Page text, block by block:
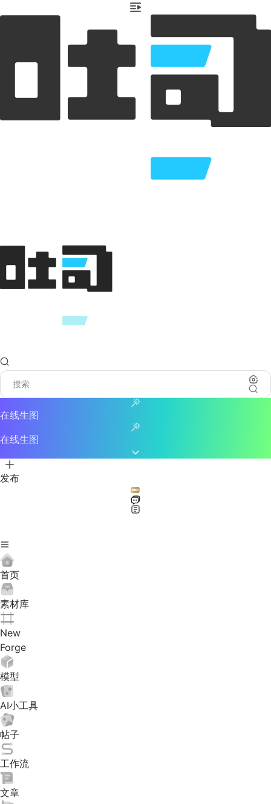
在线生图
在线生图
发布
首页
素材库
New
Forge
模型
AI小工具
帖子
工作流
文章